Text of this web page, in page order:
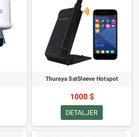
Thuraya SatSleeve Hotspot
1000 $
DETALJER